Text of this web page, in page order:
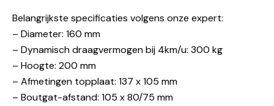
Belangrijkste specificaties volgens onze expert:
– Diameter: 160 mm
– Dynamisch draagvermogen bij 4km/u: 300 kg
– Hoogte: 200 mm
– Afmetingen topplaat: 137 x 105 mm
– Boutgat-afstand: 105 x 80/75 mm